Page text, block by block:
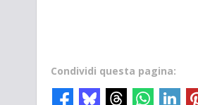
Condividi questa pagina: